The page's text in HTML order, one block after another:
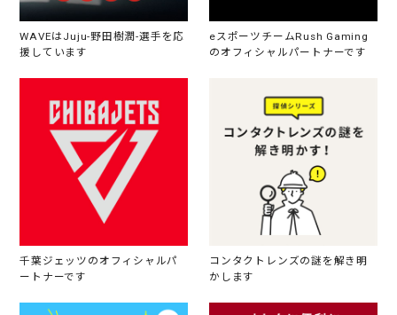
WAVEはJuju-野田樹潤-選手を応
援しています
eスポーツチームRush Gaming
のオフィシャルパートナーです
千葉ジェッツのオフィシャルパ
ートナーです
コンタクトレンズの謎を解き明
かします